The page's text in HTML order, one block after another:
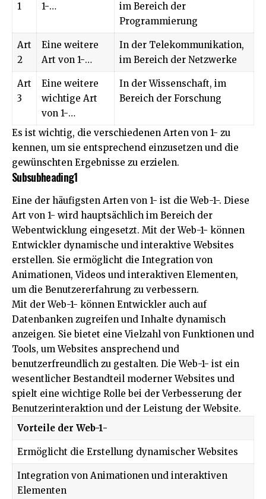
1
1-…
im Bereich der
Programmierung
Art
2
Eine weitere
Art von 1-…
In der Telekommunikation,
im Bereich der Netzwerke
Art
3
Eine weitere
wichtige Art
von 1-…
In der Wissenschaft, im
Bereich der Forschung
Es ist wichtig, die verschiedenen Arten von 1- zu
kennen, um sie entsprechend einzusetzen und die
gewünschten Ergebnisse zu erzielen.
Subsubheading1
Eine der häufigsten Arten von 1- ist die Web-1-. Diese
Art von 1- wird hauptsächlich im Bereich der
Webentwicklung eingesetzt. Mit der Web-1- können
Entwickler dynamische und interaktive Websites
erstellen. Sie ermöglicht die Integration von
Animationen, Videos und interaktiven Elementen,
um die Benutzererfahrung zu verbessern.
Mit der Web-1- können Entwickler auch auf
Datenbanken zugreifen und Inhalte dynamisch
anzeigen. Sie bietet eine Vielzahl von Funktionen und
Tools, um Websites ansprechend und
benutzerfreundlich zu gestalten. Die Web-1- ist ein
wesentlicher Bestandteil moderner Websites und
spielt eine wichtige Rolle bei der Verbesserung der
Benutzerinteraktion und der Leistung der Website.
Vorteile der Web-1-
Ermöglicht die Erstellung dynamischer Websites
Integration von Animationen und interaktiven
Elementen